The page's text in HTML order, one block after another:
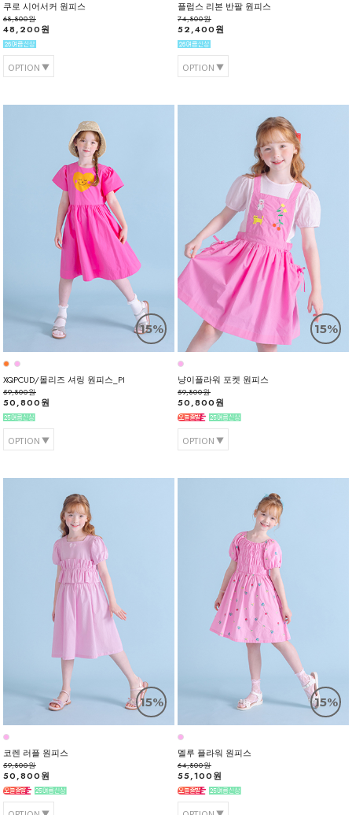
쿠로 시어서커 원피스
68,800원
48,200원
OPTION
플럼스 리본 반팔 원피스
74,800원
52,400원
OPTION
15%
XQPCUD/몰리즈 셔링 원피스_PI
59,800원
50,800원
OPTION
15%
냥이플라워 포켓 원피스
59,800원
50,800원
OPTION
15%
코렌 러플 원피스
59,800원
50,800원
15%
멜루 플라워 원피스
64,800원
55,100원